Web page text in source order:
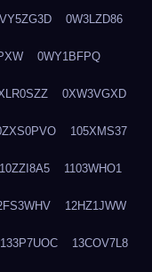
0W3LZD86
0WY1BFPQ
0XW3VGXD
105XMS37
10ZZI8A5 1103WHO1
12HZ1JWW
133P7UOC 13COV7L8